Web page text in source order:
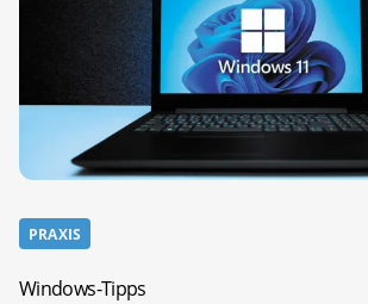
PRAXIS
Windows-Tipps